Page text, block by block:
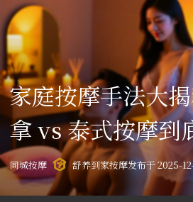
家庭按摩手法大
拿 vs 泰式按摩到
同城按摩 舒养到家按摩发布于 2025-